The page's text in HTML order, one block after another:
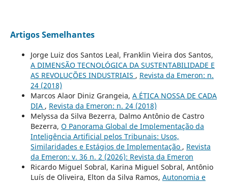
Artigos Semelhantes
Jorge Luiz dos Santos Leal, Franklin Vieira dos Santos,
A DIMENSÃO TECNOLÓGICA DA SUSTENTABILIDADE E
AS REVOLUÇÕES INDUSTRIAIS , Revista da Emeron: n.
24 (2018)
Marcos Alaor Diniz Grangeia, A ÉTICA NOSSA DE CADA
DIA , Revista da Emeron: n. 24 (2018)
Melyssa da Silva Bezerra, Dalmo Antônio de Castro
Bezerra, O Panorama Global de Implementação da
Inteligência Artificial pelos Tribunais: Usos,
Similaridades e Estágios de Implementação , Revista
da Emeron: v. 36 n. 2 (2026): Revista da Emeron
Ricardo Miguel Sobral, Karina Miguel Sobral, Antônio
Luís de Oliveira, Elton da Silva Ramos, Autonomia e